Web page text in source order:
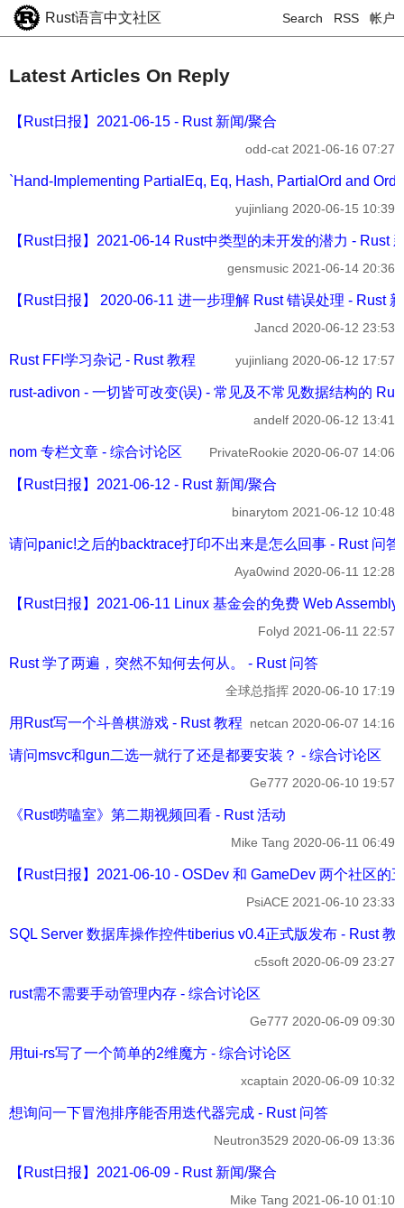
Rust语言中文社区 Search RSS 帐户
Latest Articles On Reply
【Rust日报】2021-06-15 - Rust 新闻/聚合
odd-cat 2021-06-16 07:27
`Hand-Implementing PartialEq, Eq, Hash, PartialOrd and Ord
yujinliang 2020-06-15 10:39
【Rust日报】2021-06-14 Rust中类型的未开发的潜力 - Rust
gensmusic 2021-06-14 20:36
【Rust日报】 2020-06-11 进一步理解 Rust 错误处理 - Rust
Jancd 2020-06-12 23:53
Rust FFI学习杂记 - Rust 教程 yujinliang 2020-06-12 17:57
rust-adivon - 一切皆可改变(误) - 常见及不常见数据结构的
andelf 2020-06-12 13:41
nom 专栏文章 - 综合讨论区 PrivateRookie 2020-06-07 14:06
【Rust日报】2021-06-12 - Rust 新闻/聚合
binarytom 2021-06-12 10:48
请问panic!之后的backtrace打印不出来是怎么回事 - Rust 问答
Aya0wind 2020-06-11 12:28
【Rust日报】2021-06-11 Linux 基金会的免费 Web
Folyd 2021-06-11 22:57
Rust 学了两遍，突然不知何去何从。 - Rust 问答
全球总指挥 2020-06-10 17:19
用Rust写一个斗兽棋游戏 - Rust 教程 netcan 2020-06-07 14:16
请问msvc和gun二选一就行了还是都要安装？ - 综合讨论区
Ge777 2020-06-10 19:57
《Rust唠嗑室》第二期视频回看 - Rust 活动
Mike Tang 2020-06-11 06:49
【Rust日报】2021-06-10 - OSDev 和 GameDev 两个社区的
PsiACE 2021-06-10 23:33
SQL Server 数据库操作控件tiberius v0.4正式版发布 - Rust 教
c5soft 2020-06-09 23:27
rust需不需要手动管理内存 - 综合讨论区
Ge777 2020-06-09 09:30
用tui-rs写了一个简单的2维魔方 - 综合讨论区
xcaptain 2020-06-09 10:32
想询问一下冒泡排序能否用迭代器完成 - Rust 问答
Neutron3529 2020-06-09 13:36
【Rust日报】2021-06-09 - Rust 新闻/聚合
Mike Tang 2021-06-10 01:10